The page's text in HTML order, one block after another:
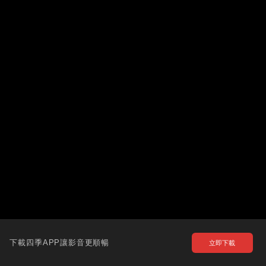
下載四季APP讓影音更順暢 立即下載